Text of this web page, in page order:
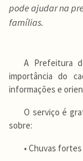
pode ajudar na
famílias.
A Prefeitura
importância do
informações e
O serviço é
sobre:
• Chuvas fortes